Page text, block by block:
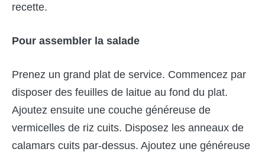
recette.
Pour assembler la salade
Prenez un grand plat de service. Commencez par
disposer des feuilles de laitue au fond du plat.
Ajoutez ensuite une couche généreuse de
vermicelles de riz cuits. Disposez les anneaux de
calamars cuits par-dessus. Ajoutez une généreuse